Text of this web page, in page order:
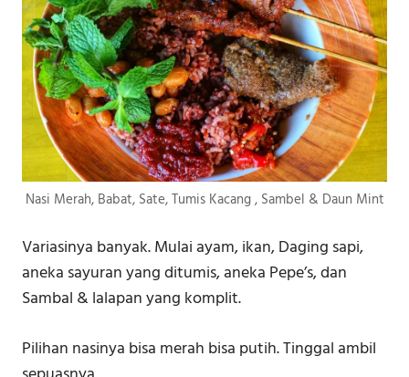
Nasi Merah, Babat, Sate, Tumis Kacang , Sambel & Daun Mint
Variasinya banyak. Mulai ayam, ikan, Daging sapi,
aneka sayuran yang ditumis, aneka Pepe’s, dan
Sambal & lalapan yang komplit.
Pilihan nasinya bisa merah bisa putih. Tinggal ambil